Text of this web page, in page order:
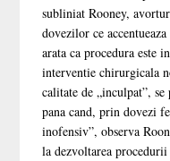
subliniat Rooney,
dovezilor ce
arata ca procedura este
interventie chirurgicala
calitate de „inculpat”, se
pana cand, prin dovezi
inofensiv”, observa
la dezvoltarea